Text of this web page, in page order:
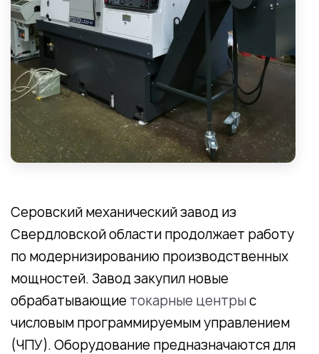
Серовский механический завод из
Свердловской области продолжает работу
по модернизированию производственных
мощностей. Завод закупил новые
обрабатывающие токарные центрыс
числовым программируемым управлением
(ЧПУ). Оборудование предназначаются для